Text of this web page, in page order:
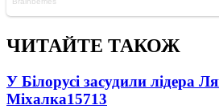
ЧИТАЙТЕ ТАКОЖ
У Білорусі засудили лідера
Міхалка15713